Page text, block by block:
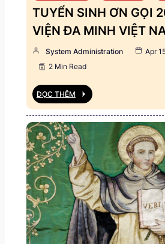
TUYỂN SINH ƠN GỌI
VIỆN ĐA MINH VIỆT
System Administration
Apr
2 Min Read
ĐỌC THÊM